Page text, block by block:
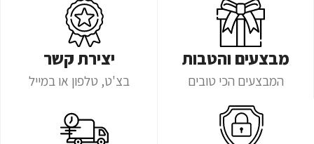
מבצעים והטבות
המבצעים הכי טובים
יצירת קשר
בצ'ט, טלפון או במייל